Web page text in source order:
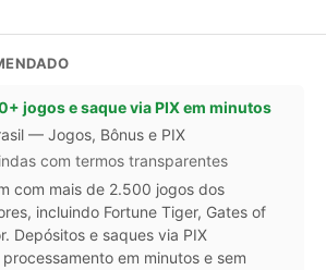
jogos e saque via PIX em minutos
— Jogos, Bônus e PIX
com termos transparentes
com mais de 2.500 jogos dos
incluindo Fortune Tiger, Gates of
Depósitos e saques via PIX
em minutos e sem